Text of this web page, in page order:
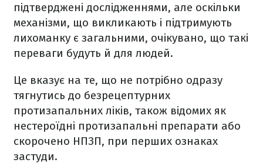
підтверджені дослідженнями, але оскільки
механізми, що викликають і підтримують
лихоманку є загальними, очікувано, що такі
переваги будуть й для людей.
Це вказує на те, що не потрібно одразу
тягнутись до безрецептурних
протизапальних ліків, також відомих як
нестероїдні протизапальні препарати або
скорочено НПЗП, при перших ознаках
застуди.